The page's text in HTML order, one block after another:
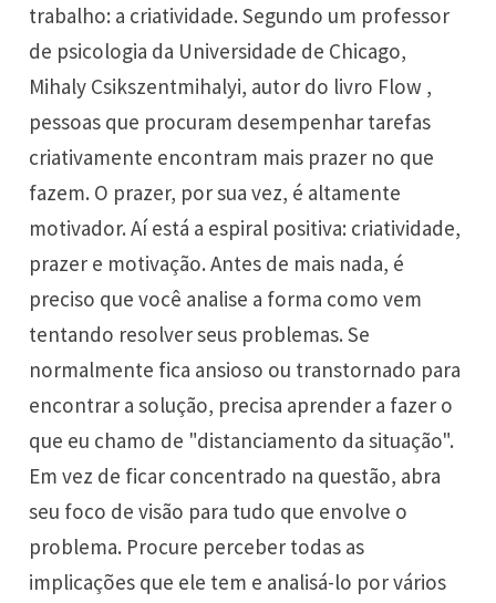
trabalho: a criatividade. Segundo um professor
de psicologia da Universidade de Chicago,
Mihaly Csikszentmihalyi, autor do livro Flow ,
pessoas que procuram desempenhar tarefas
criativamente encontram mais prazer no que
fazem. O prazer, por sua vez, é altamente
motivador. Aí está a espiral positiva: criatividade,
prazer e motivação. Antes de mais nada, é
preciso que você analise a forma como vem
tentando resolver seus problemas. Se
normalmente fica ansioso ou transtornado para
encontrar a solução, precisa aprender a fazer o
que eu chamo de "distanciamento da situação".
Em vez de ficar concentrado na questão, abra
seu foco de visão para tudo que envolve o
problema. Procure perceber todas as
implicações que ele tem e analisá-lo por vários